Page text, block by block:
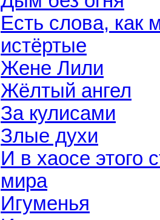
Есть слова, как
истёртые
Жене Лили
Жёлтый ангел
За кулисами
Злые духи
И в хаосе этого
мира
Игуменья